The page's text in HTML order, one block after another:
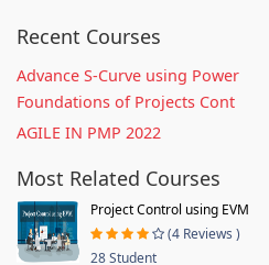
Recent Courses
Advance S-Curve using Power
Foundations of Projects Cont
AGILE IN PMP 2022
Most Related Courses
Project Control using EVM
(4 Reviews )
28 Student